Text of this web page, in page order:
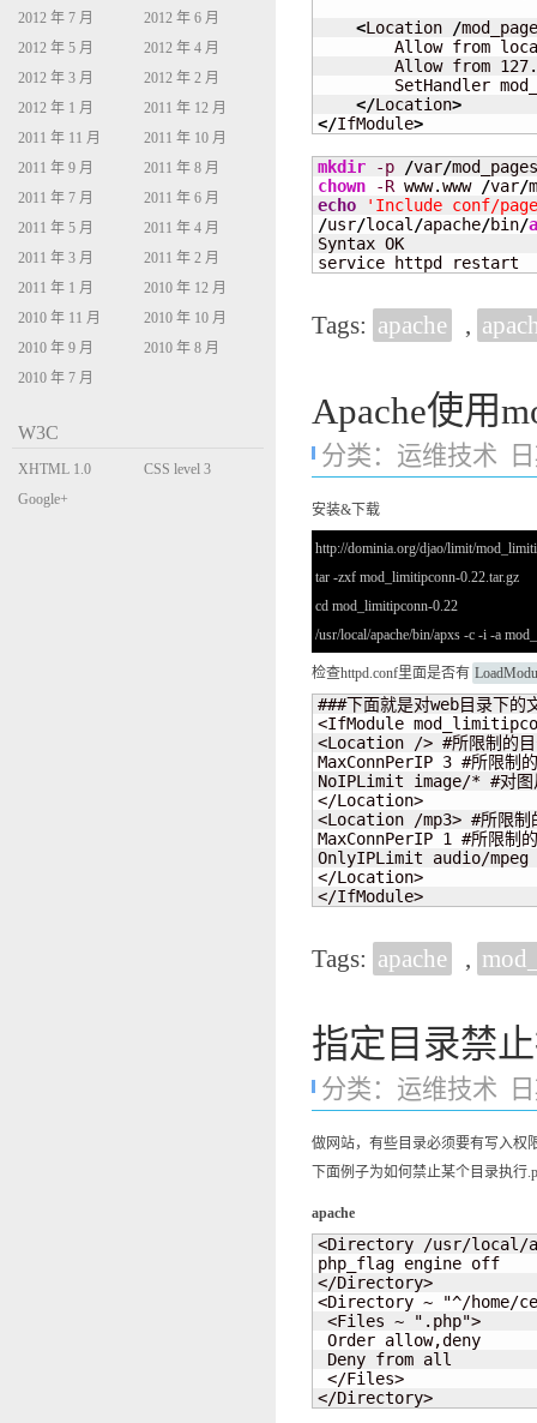
<Location /
Allow from
Allow from
SetHandler
</Location>
</IfModule>
mkdir -p /var/
chown
-R www.www /var/
echo
'Include conf/
/usr/local /apache/bin/
Syntax OK
service httpd restart
Tags: apache ,
Apache使用
分类： 运维技术
安装&下载
http://dominia.org/djao/limit/
tar -zxf mod_limitipconn-0.22.tar.gz
cd mod_limitipconn-0.22
/usr/local/apache/bin/apxs -c -i -a
检查httpd.conf里面是否有
###下面就是对web目录下
<IfModule
<Location /> #所限制的目
MaxConnPerIP 3 #所限制
NoIPLimit image/* #对图
</Location>
<Location /mp3> #所限制
MaxConnPerIP 1 #所限制
OnlyIPLimit audio/mpeg
</Location>
</IfModule>
Tags: apache ,
指定目录禁
分类： 运维技术
做网站，有些目录必须要有写入权
下面例子为如何禁止某个目录执行
apache
<Directory /usr/local/
php_flag engine off
</Directory>
<Directory ~ "^/home/
<Files ~ ".php">
Order allow,deny
Deny from all
</Files>
</Directory>
2012 年 7 月
2012 年 6 月
2012 年 5 月
2012 年 4 月
2012 年 3 月
2012 年 2 月
2012 年 1 月
2011 年 12 月
2011 年 11 月
2011 年 10 月
2011 年 9 月
2011 年 8 月
2011 年 7 月
2011 年 6 月
2011 年 5 月
2011 年 4 月
2011 年 3 月
2011 年 2 月
2011 年 1 月
2010 年 12 月
2010 年 11 月
2010 年 10 月
2010 年 9 月
2010 年 8 月
2010 年 7 月
W3C
XHTML 1.0
Transitional
CSS level 3
Google+